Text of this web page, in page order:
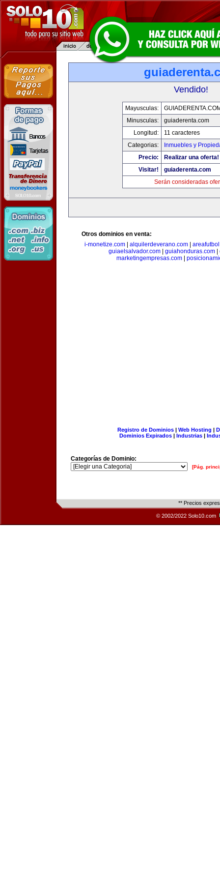
Vendido!
Mayusculas:
Minusculas:
guiaderenta.com
Longitud:
11 caracteres
Categorias:
Inmuebles y
Precio:
Realizar una oferta!
Visitar!
guiaderenta.com
Serán consideradas
Otros dominios en venta:
i-monetize.com
alquilerdeverano.com
guiaelsalvador.com| guiahonduras.com|
marketingempresas.com
Registro de Dominios| Web Hosting |
Dominios Expirados | Industrias |
Categorías de Dominio:
[Pág.
** Precios
© 2002/2022 Solo10.com